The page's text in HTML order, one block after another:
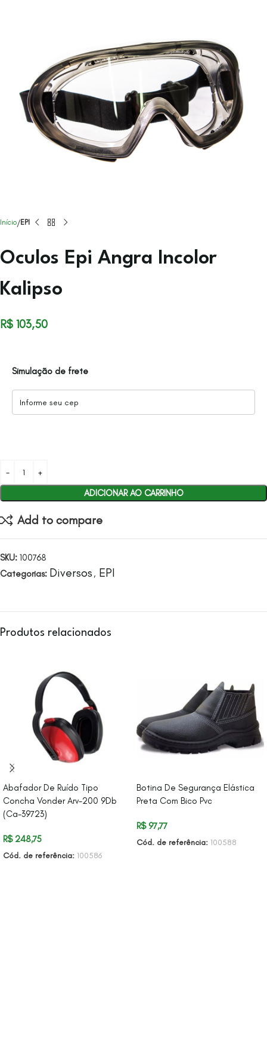
Início EPI
Oculos Epi Angra Incolor
Kalipso
R$ 103,50
Simulação de frete
ADICIONAR AO CARRINHO
Add to compare
SKU: 100768
Categorias: Diversos , EPI
Produtos relacionados
Abafador De Ruído Tipo
Concha Vonder Arv-200 9Db
(Ca-39723)
R$248,75
Cód. de referência: 100586
Botina De Segurança Elástica
Preta Com Bico Pvc
R$97,77
Cód. de referência: 100588